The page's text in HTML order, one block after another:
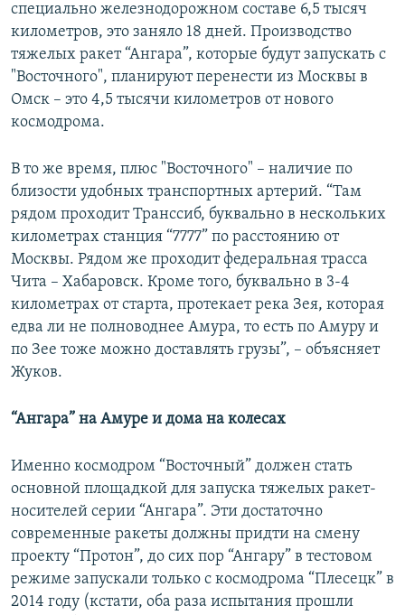
специально железнодорожном составе 6,5 тысяч
километров, это заняло 18 дней. Производство
тяжелых ракет “Ангара”, которые будут запускать с
"Восточного", планируют перенести из Москвы в
Омск – это 4,5 тысячи километров от нового
космодрома.
В то же время, плюс "Восточного" – наличие по
близости удобных транспортных артерий. “Там
рядом проходит Транссиб, буквально в нескольких
километрах станция “7777” по расстоянию от
Москвы. Рядом же проходит федеральная трасса
Чита – Хабаровск. Кроме того, буквально в 3-4
километрах от старта, протекает река Зея, которая
едва ли не полноводнее Амура, то есть по Амуру и
по Зее тоже можно доставлять грузы”, – объясняет
Жуков.
“Ангара” на Амуре и дома на колесах
Именно космодром “Восточный” должен стать
основной площадкой для запуска тяжелых ракет-
носителей серии “Ангара”. Эти достаточно
современные ракеты должны придти на смену
проекту “Протон”, до сих пор “Ангару” в тестовом
режиме запускали только с космодрома “Плесецк” в
2014 году (кстати, оба раза испытания прошли